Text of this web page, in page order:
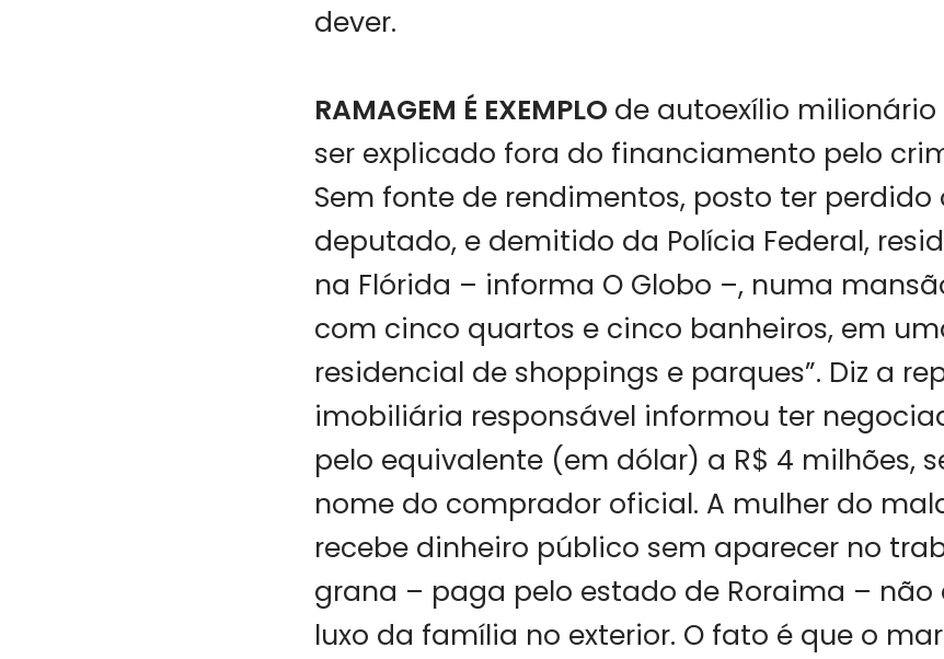
dever.
RAMAGEM É EXEMPLO de autoexílio
ser explicado fora do financiamento pelo
Sem fonte de rendimentos, posto ter
deputado, e demitido da Polícia Federal,
na Flórida – informa O Globo –, numa
com cinco quartos e cinco banheiros, em
residencial de shoppings e parques”. Diz a
imobiliária responsável informou ter
pelo equivalente (em dólar) a R$ 4 milhões,
nome do comprador oficial. A mulher do
recebe dinheiro público sem aparecer no
grana – paga pelo estado de Roraima –
luxo da família no exterior. O fato é que o